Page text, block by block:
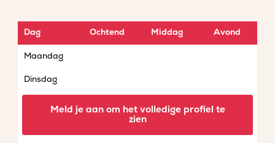
Dag Ochtend Middag Avond
Maandag
Dinsdag
Meld je aan om het volledige profiel te
zien